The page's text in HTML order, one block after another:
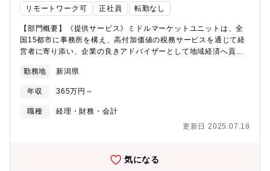
す。単なる発注業務に留まらず、製造・品質部門と連携しながら
安定供給体制の構築やサプライヤー管理まで幅広く担当するた
め、調達・購買の専門性を高めることが可能です。また、三菱ガ
ス化学・日本化薬グループの安定基盤、フレックス制度や年間休
日122日など働きやすい環境が整っており、長期的なキャリア形成
リモートワーク可 正社員 転勤なし
【部門概要】《提供サービス》ミドルマーケットユニットは、全
国15都市に事務所を構え、高付加価値の税務サービスを通じて経
営者に寄り添い、企業の良きアドバイザーとして地域経済へ貢献
て、法人税申告、組織再編、グループ通算制度等の法人向けサー
ビスを中心に、経営承継支援、個人所得税・資産税、電子帳簿保
存法対応支援等の幅広いサービスを提供しております。【期待す
るミッション】クライアントの近くで寄り添う主治医としての立
トをサポートしていただきます。組織再編、経営承継サポート、
良き相談相手になることを目指していただきます。また、デロイ
ト トーマツグループ内の公認会計士、コンサルタント等の多様な
勤務地 新潟県
年収 365万円～
職種
経理・財務・会計
更新日 2025.07.18
気になる